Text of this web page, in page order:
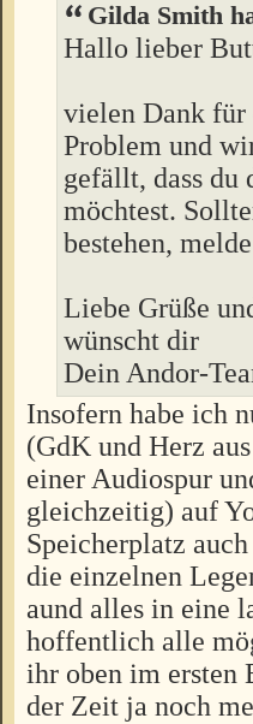
Gilda Smith
Hallo lieber
vielen Dank für
Problem und
gefällt, dass du
möchtest.
bestehen,
Liebe Grüße
wünscht dir
Dein Andor-
Insofern habe ich
(GdK und Herz
einer Audiospur
gleichzeitig) auf
Speicherplatz
die einzelnen
aund alles in eine
hoffentlich alle
ihr oben im
der Zeit ja noch